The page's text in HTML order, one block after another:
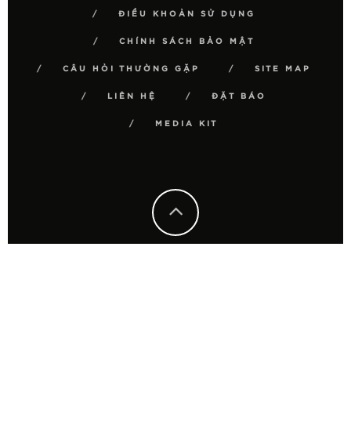
ĐIỀU KHOẢN SỬ DỤNG
CHÍNH SÁCH BẢO MẬT
CÂU HỎI THƯỜNG GẶP SITE MAP
LIÊN HỆ ĐẶT BÁO
MEDIA KIT